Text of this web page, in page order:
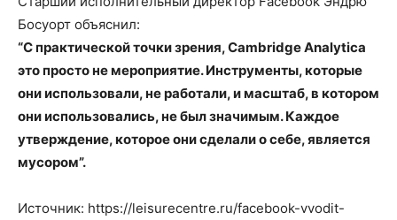
Босуорт объяснил:
“С практической точки зрения, Cambridge Analytica
это просто не мероприятие. Инструменты, которые
они использовали, не работали, и масштаб, в котором
они использовались, не был значимым. Каждое
утверждение, которое они сделали о себе, является
мусором”.
Источник: https://leisurecentre.ru/facebook-vvodit-